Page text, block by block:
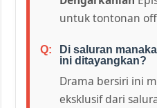
untuk tontonan
Di saluran
ini ditayangkan?
Drama bersiri ini
eksklusif dari